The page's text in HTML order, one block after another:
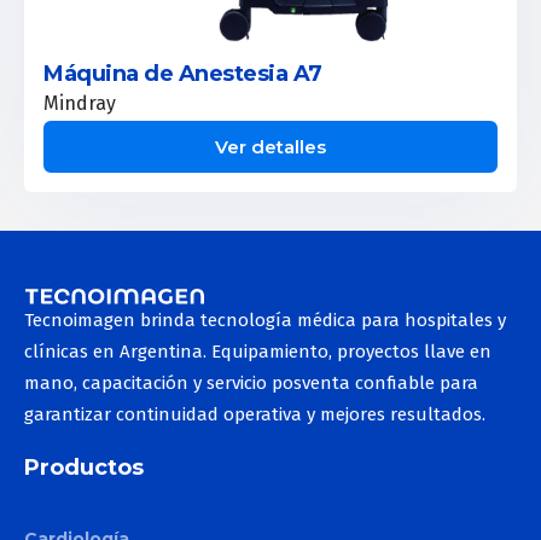
Máquina de Anestesia A7
Mindray
Ver detalles
Tecnoimagen brinda tecnología médica para hospitales y
clínicas en Argentina. Equipamiento, proyectos llave en
mano, capacitación y servicio posventa confiable para
garantizar continuidad operativa y mejores resultados.
Productos